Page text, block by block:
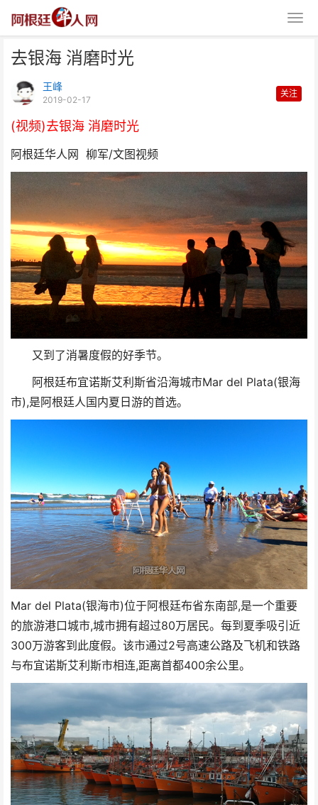
去银海 消磨时光
王峰
2019-02-17
关注
(视频)去银海 消磨时光
阿根廷华人网 柳军/文图视频
又到了消暑度假的好季节。
阿根廷布宜诺斯艾利斯省沿海城市Mar del Plata(银海
市),是阿根廷人国内夏日游的首选。
Mar del Plata(银海市)位于阿根廷布省东南部,是一个重要
的旅游港口城市,城市拥有超过80万居民。每到夏季吸引近
300万游客到此度假。该市通过2号高速公路及飞机和铁路
与布宜诺斯艾利斯市相连,距离首都400余公里。
去银海 消磨时光